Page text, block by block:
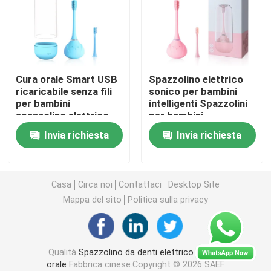
spazzolino da denti elettrico ricaricabile
Spazzolino da denti elettrico dei bambini
Sonic Electric Toothbrush
Spazzolino da denti elettrico astuto
Cura orale Smart USB
ricaricabile senza fili
per bambini
spazzolino elettrico
con timer intelligente
Invia richiesta
Spazzolino elettrico
sonico per bambini
intelligenti Spazzolini
per bambini
impermeabili
Spazzolino elettrico
Invia richiesta
Casa Circa noi Contattaci
Desktop Site
Mappa del sito
Politica sulla privacy
Qualità Spazzolino da denti elettrico di cura
orale Fabbrica cinese.Copyright © 2026 SAEF